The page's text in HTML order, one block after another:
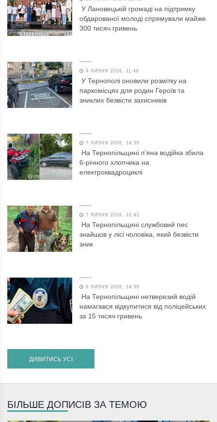
У Лановецькій громаді на підтримку
обдарованої молоді спрямували майже
300 тисяч гривень
9 ЛИПНЯ 2026, 11:46
У Тернополі оновили розмітку на
паркомісцях для родин Героїв та
зниклих безвісти захисників
7 ЛИПНЯ 2026, 14:39
На Тернопільщині п’яна водійка збила
6-річного хлопчика на
електроквадроциклі
7 ЛИПНЯ 2026, 10:42
На Тернопільщині службовий пес
знайшов у лісі чоловіка, який безвісти
зник
6 ЛИПНЯ 2026, 14:36
На Тернопільщині нетверезий водій
намагався відкупитися від поліцейських
за 15 тисяч гривень
ДИВИТИСЬ УСІ
БІЛЬШЕ ДОПИСІВ ЗА ТЕМОЮ